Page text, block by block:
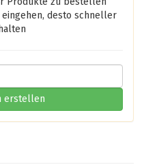
desto schneller
erstellen